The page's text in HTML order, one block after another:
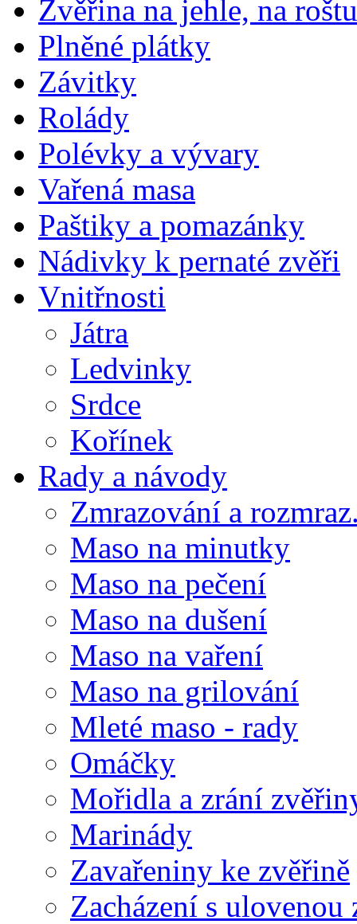
Zvěřina na jehle, na roštu
Plněné plátky
Závitky
Rolády
Polévky a vývary
Vařená masa
Paštiky a pomazánky
Nádivky k pernaté zvěři
Vnitřnosti
Játra
Ledvinky
Srdce
Kořínek
Rady a návody
Zmrazování a
Maso na minutky
Maso na pečení
Maso na dušení
Maso na vaření
Maso na grilování
Mleté maso - rady
Omáčky
Mořidla a zrání
Marinády
Zavařeniny ke zvěřině
Zacházení s ulovenou